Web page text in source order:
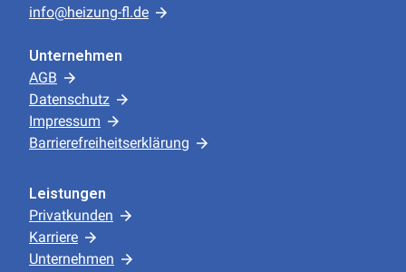
info@heizung-fl.de
Unternehmen
AGB
Datenschutz
Impressum
Barrierefreiheitserklärung
Leistungen
Privatkunden
Karriere
Unternehmen